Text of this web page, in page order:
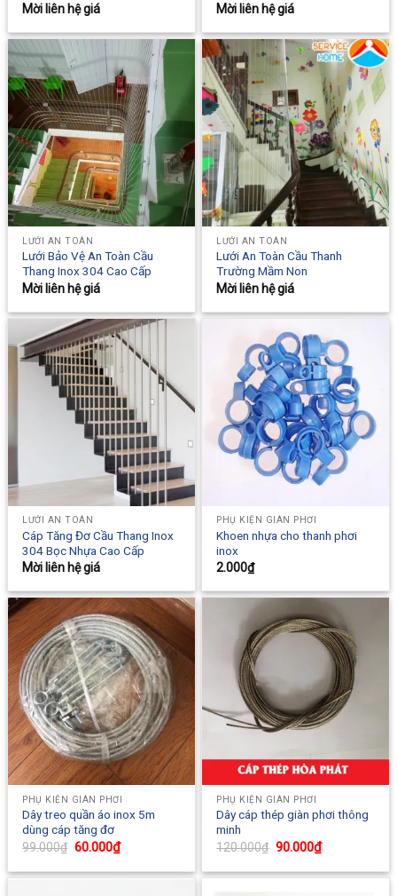
Mời liên hệ giá
Mời liên hệ giá
LƯỚI AN TOÀN
Lưới Bảo Vệ An Toàn Cầu
Thang Inox 304 Cao Cấp
Mời liên hệ giá
LƯỚI AN TOÀN
Lưới An Toàn Cầu Thanh
Trường Mầm Non
Mời liên hệ giá
LƯỚI AN TOÀN
Cáp Tăng Đơ Cầu Thang Inox
304 Bọc Nhựa Cao Cấp
Mời liên hệ giá
PHỤ KIỆN GIÀN PHƠI
Khoen nhựa cho thanh phơi
inox
2.000₫
PHỤ KIỆN GIÀN PHƠI
Dây treo quần áo inox 5m
dùng cáp tăng đơ
99.000₫ Original
was:
60.000₫Current
price
is:
PHỤ KIỆN GIÀN PHƠI
Dây cáp thép giàn phơi thông
minh
120.000₫ Original
was:
90.000₫Current
price
is: